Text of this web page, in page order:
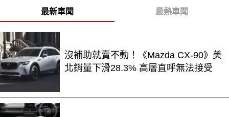
最新車聞 最熱車聞
沒補助就賣不動！《Mazda CX-90》美
北銷量下滑28.3% 高層直呼無法接受